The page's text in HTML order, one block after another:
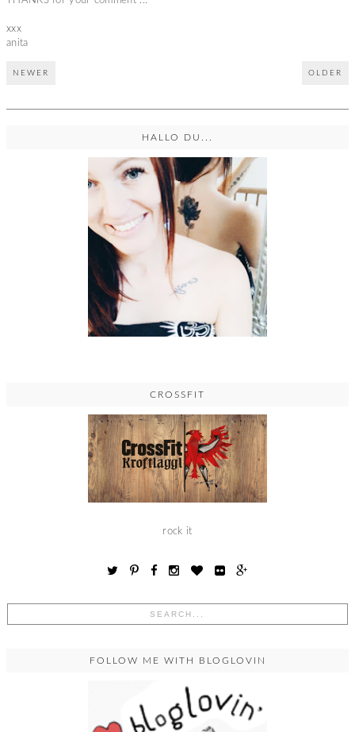
xxx
anita
NEWER OLDER
HALLO DU...
CROSSFIT
rock it
FOLLOW ME WITH BLOGLOVIN